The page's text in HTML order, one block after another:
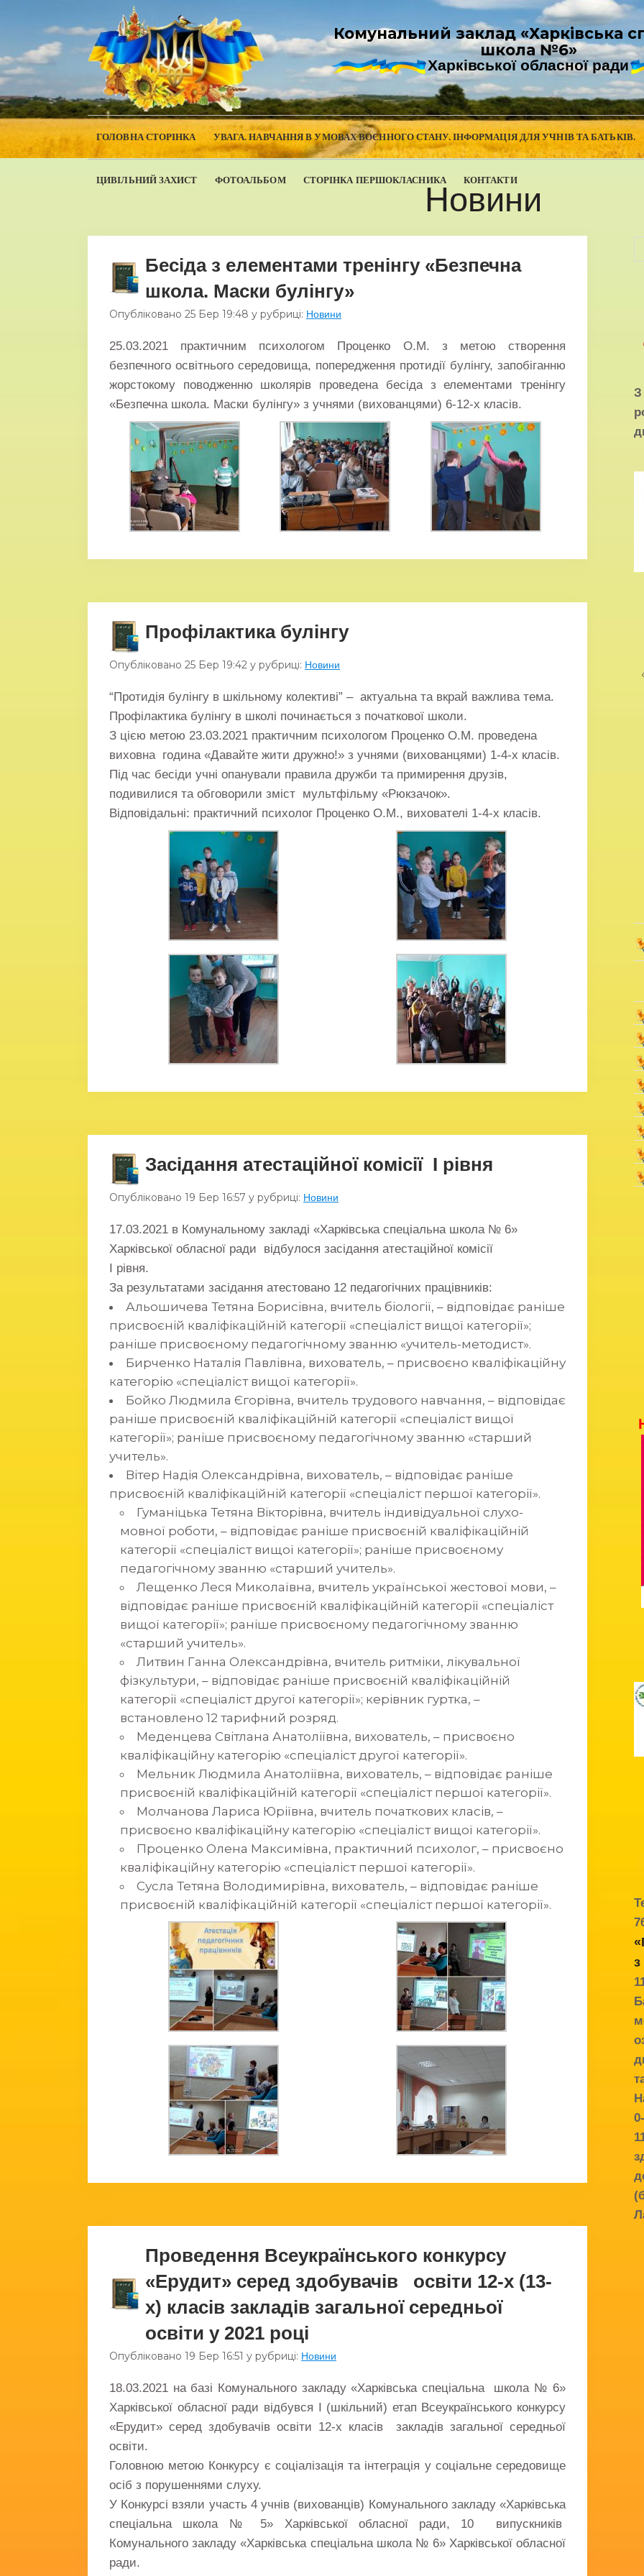
Комунальний заклад «Харківська
школа №6»
Харківської обласної ради
ГОЛОВНА СТОРІНКА УВАГА. НАВЧАННЯ В УМОВАХ ВОЄННОГО СТАНУ. ІНФОРМАЦІЯ ДЛЯ УЧНІВ ТА БАТЬКІВ.
ЦИВІЛЬНИЙ ЗАХИСТ ФОТОАЛЬБОМ СТОРІНКА ПЕРШОКЛАСНИКА КОНТАКТИ
Новини
Бесіда з елементами тренінгу «Безпечна
школа. Маски булінгу»
Опубліковано 25 Бер 19:48 у рубриці: Новини
25.03.2021 практичним психологом Проценко О.М. з метою створення
безпечного освітнього середовища, попередження протидії булінгу, запобіганню
жорстокому поводженню школярів проведена бесіда з елементами тренінгу
«Безпечна школа. Маски булінгу» з учнями (вихованцями) 6-12-х класів.
Профілактика булінгу
Опубліковано 25 Бер 19:42 у рубриці: Новини
“Протидія булінгу в шкільному колективі” – актуальна та вкрай важлива тема.
Профілактика булінгу в школі починається з початкової школи.
З цією метою 23.03.2021 практичним психологом Проценко О.М. проведена
виховна година «Давайте жити дружно!» з учнями (вихованцями) 1-4-х класів.
Під час бесіди учні опанували правила дружби та примирення друзів,
подивилися та обговорили зміст мультфільму «Рюкзачок».
Відповідальні: практичний психолог Проценко О.М., вихователі 1-4-х класів.
Засідання атестаційної комісії І рівня
Опубліковано 19 Бер 16:57 у рубриці: Новини
17.03.2021 в Комунальному закладі «Харківська спеціальна школа № 6»
Харківської обласної ради відбулося засідання атестаційної комісії
І рівня.
За результатами засідання атестовано 12 педагогічних працівників:
Альошичева Тетяна Борисівна, вчитель біології, – відповідає раніше
присвоєній кваліфікаційній категорії «спеціаліст вищої категорії»;
раніше присвоєному педагогічному званню «учитель-методист».
Бирченко Наталія Павлівна, вихователь, – присвоєно кваліфікаційну
категорію «спеціаліст вищої категорії».
Бойко Людмила Єгорівна, вчитель трудового навчання, – відповідає
раніше присвоєній кваліфікаційній категорії «спеціаліст вищої
категорії»; раніше присвоєному педагогічному званню «старший
учитель».
Вітер Надія Олександрівна, вихователь, – відповідає раніше
присвоєній кваліфікаційній категорії «спеціаліст першої категорії».
Гуманіцька Тетяна Вікторівна, вчитель індивідуальної слухо-
мовної роботи, – відповідає раніше присвоєній кваліфікаційній
категорії «спеціаліст вищої категорії»; раніше присвоєному
педагогічному званню «старший учитель».
Лещенко Леся Миколаївна, вчитель української жестової мови, –
відповідає раніше присвоєній кваліфікаційній категорії «спеціаліст
вищої категорії»; раніше присвоєному педагогічному званню
«старший учитель».
Литвин Ганна Олександрівна, вчитель ритміки, лікувальної
фізкультури, – відповідає раніше присвоєній кваліфікаційній
категорії «спеціаліст другої категорії»; керівник гуртка, –
встановлено 12 тарифний розряд.
Меденцева Світлана Анатоліївна, вихователь, – присвоєно
кваліфікаційну категорію «спеціаліст другої категорії».
Мельник Людмила Анатоліївна, вихователь, – відповідає раніше
присвоєній кваліфікаційній категорії «спеціаліст першої категорії».
Молчанова Лариса Юріївна, вчитель початкових класів, –
присвоєно кваліфікаційну категорію «спеціаліст вищої категорії».
Проценко Олена Максимівна, практичний психолог, – присвоєно
кваліфікаційну категорію «спеціаліст першої категорії».
Сусла Тетяна Володимирівна, вихователь, – відповідає раніше
присвоєній кваліфікаційній категорії «спеціаліст першої категорії».
Проведення Всеукраїнського конкурсу
«Ерудит» серед здобувачів освіти 12-х (13-
х) класів закладів загальної середньої
освіти у 2021 році
Опубліковано 19 Бер 16:51 у рубриці: Новини
18.03.2021 на базі Комунального закладу «Харківська спеціальна школа № 6»
Харківської обласної ради відбувся І (шкільний) етап Всеукраїнського конкурсу
«Ерудит» серед здобувачів освіти 12-х класів закладів загальної середньої
освіти.
Головною метою Конкурсу є соціалізація та інтеграція у соціальне середовище
осіб з порушеннями слуху.
У Конкурсі взяли участь 4 учнів (вихованців) Комунального закладу «Харківська
спеціальна школа № 5» Харківської обласної ради, 10 випускників
Комунального закладу «Харківська спеціальна школа № 6» Харківської обласної
ради.
З
з